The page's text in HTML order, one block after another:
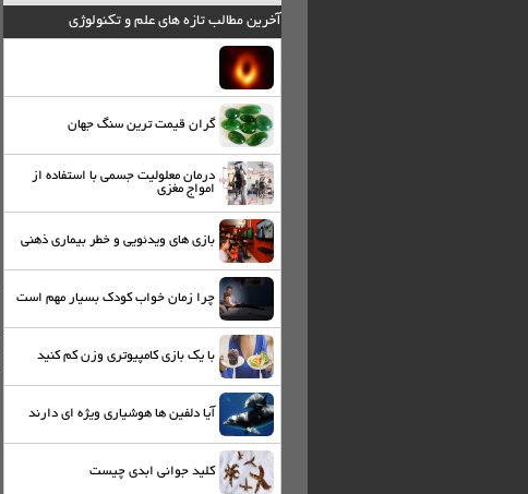
آخرین مطالب تازه های علم و تکنولوژی
گران قیمت ترین سنگ جهان
درمان معلولیت جسمی با استفاده از
امواج مغزی
بازی های ویدئویی و خطر بیماری ذهنی
چرا زمان خواب کودک بسیار مهم است
با یک بازی کامپیوتری وزن کم کنید
آیا دلفین ها هوشیاری ویژه ای دارند
کلید جوانی ابدی چیست